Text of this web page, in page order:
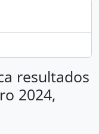
resultados
2024,